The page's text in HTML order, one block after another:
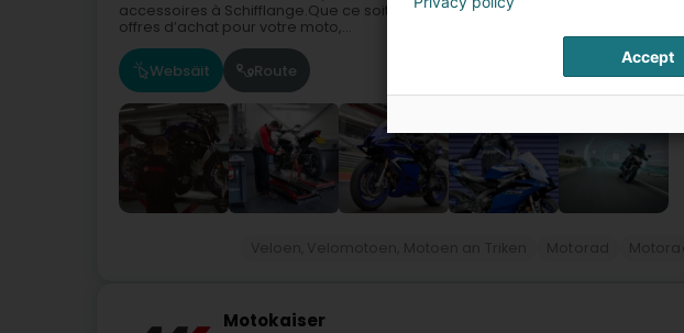
accessoires à Schifflange.Que ce soit pour la route, le hors route ou pour la
offres d’achat pour votre moto,...
Websäit Route
Motokaiser
Accept